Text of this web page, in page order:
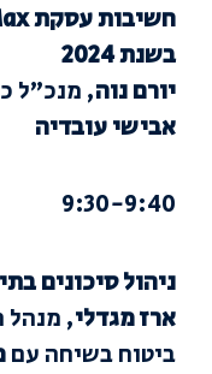
בשנת 2024
יורם נוה, מנכ”ל
אבישי עובדיה
9:30-9:40
ניהול סיכונים
ארז מגדלי,
ביטוח בשיחה עם